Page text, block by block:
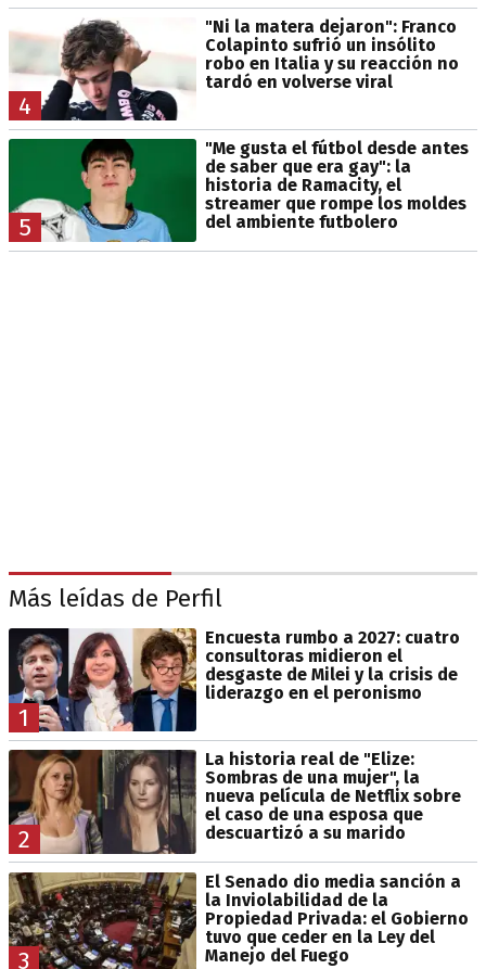
4
"Ni la matera dejaron": Franco
Colapinto sufrió un insólito
robo en Italia y su reacción no
tardó en volverse viral
5
"Me gusta el fútbol desde antes
de saber que era gay": la
historia de Ramacity, el
streamer que rompe los moldes
del ambiente futbolero
Más leídas de Perfil
1
Encuesta rumbo a 2027: cuatro
consultoras midieron el
desgaste de Milei y la crisis de
liderazgo en el peronismo
2
La historia real de "Elize:
Sombras de una mujer", la
nueva película de Netflix sobre
el caso de una esposa que
descuartizó a su marido
3
El Senado dio media sanción a
la Inviolabilidad de la
Propiedad Privada: el Gobierno
tuvo que ceder en la Ley del
Manejo del Fuego